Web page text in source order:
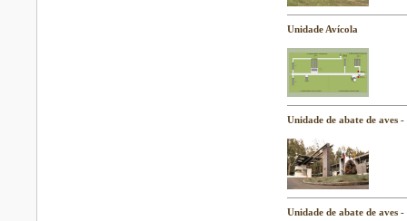
Unidade Avícola
Unidade de abate de aves
Unidade de abate de aves